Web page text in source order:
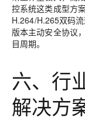
控系统这类成型方
H.264/H.265双码
版本主动安全协议
目周期。
六、行
解决方